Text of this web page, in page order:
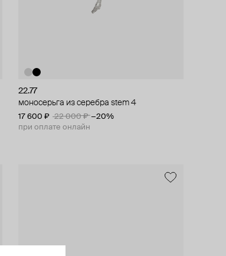
22.77
моносерьга из серебра stem 4
17 600 ₽ 22 000 ₽ −20%
при оплате онлайн